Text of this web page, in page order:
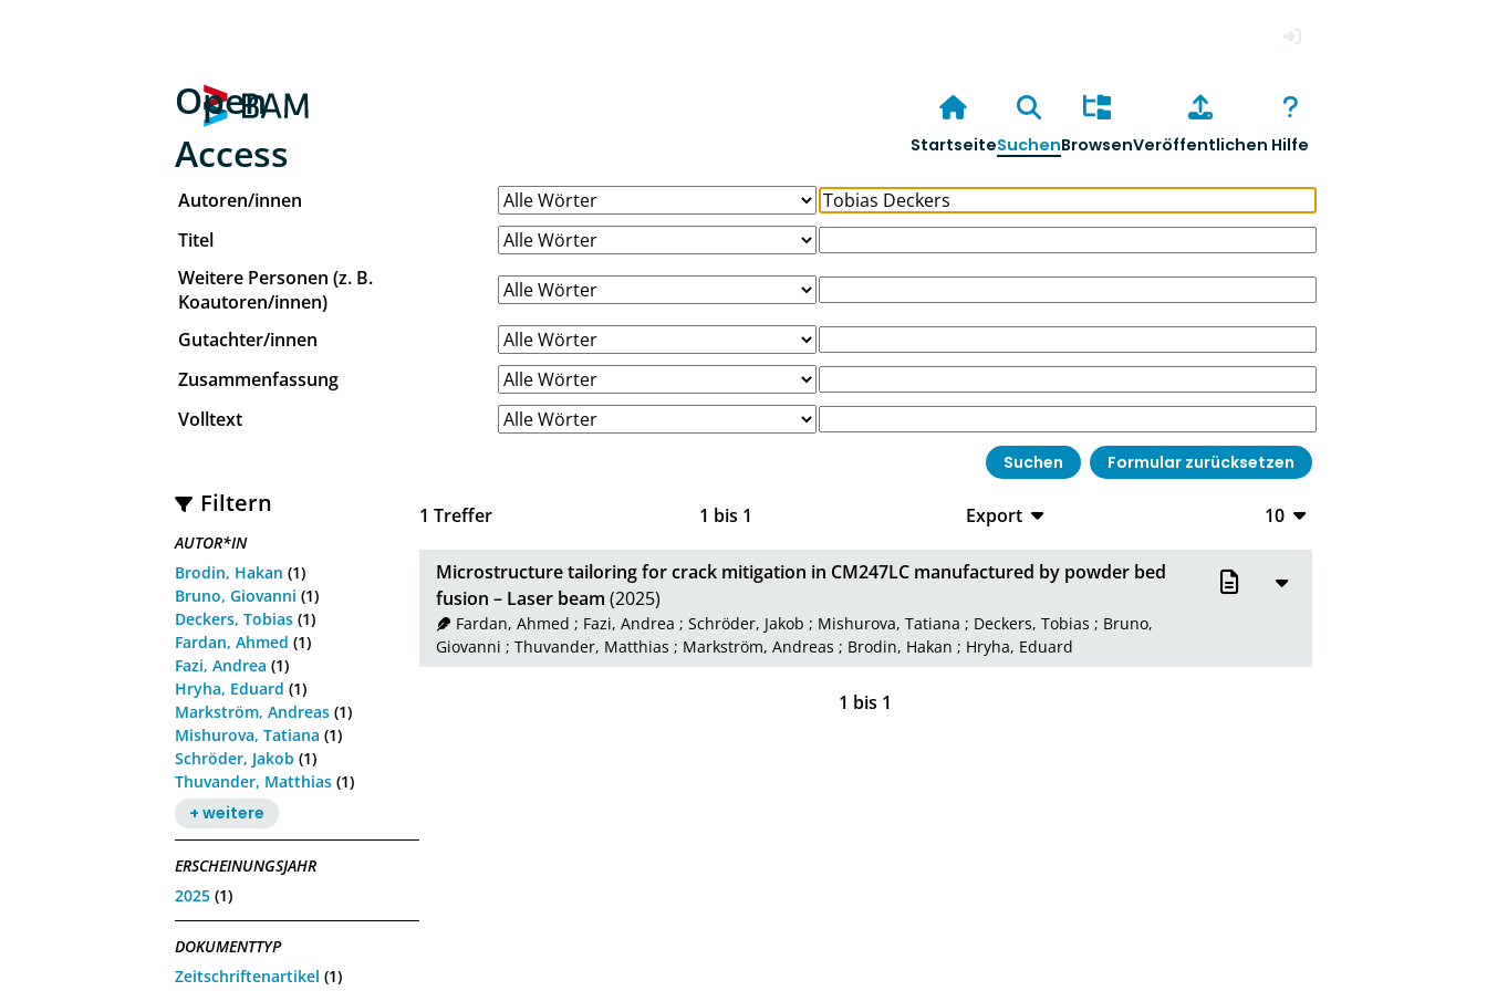
Open
Access
StartseiteSuchenBrowsenVeröffentlichen Hilfe
Autoren/innen
Titel
Weitere Personen (z. B.
Koautoren/innen)
Gutachter/innen
Zusammenfassung
Volltext
Filtern
AUTOR*IN
Brodin, Hakan (1)
Bruno, Giovanni (1)
Deckers, Tobias (1)
Fardan, Ahmed (1)
Fazi, Andrea (1)
Hryha, Eduard (1)
Markström, Andreas (1)
Mishurova, Tatiana (1)
Schröder, Jakob (1)
Thuvander, Matthias (1)
+ weitere
ERSCHEINUNGSJAHR
2025 (1)
DOKUMENTTYP
Zeitschriftenartikel (1)
1 Treffer 1 bis 1
Export
CSV
XML
10
10
20
Microstructure tailoring for crack mitigation in CM247LC manufactured by powder bed
fusion – Laser beam (2025)
Fardan, Ahmed ; Fazi, Andrea ;Schröder, Jakob ; Mishurova, Tatiana ; Deckers, Tobias ; Bruno,
Giovanni ; Thuvander, Matthias ; Markström, Andreas ; Brodin, Hakan ; Hryha, Eduard
1 bis 1